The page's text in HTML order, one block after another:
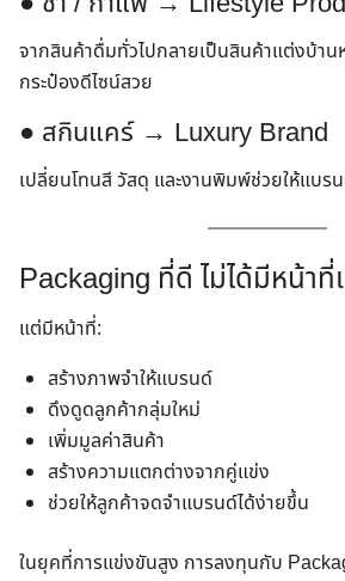
จากสินค้าดื่มทั่วไปกลายเป็นสินค้าแต่งบ้าน
กระป๋องดีไซน์สวย
● สกินแคร์ → Luxury Brand
เปลี่ยนโทนสี วัสดุ และงานพิมพ์ช่วยให้แบ
Packaging ที่ดี ไม่ได้มีหน้าที่
แต่มีหน้าที่:
สร้างภาพจำให้แบรนด์
ดึงดูดลูกค้ากลุ่มใหม่
เพิ่มมูลค่าสินค้า
สร้างความแตกต่างจากคู่แข่ง
ช่วยให้ลูกค้าจดจำแบรนด์ได้ง่ายขึ้น
ในยุคที่การแข่งขันสูง การลงทุนกับ